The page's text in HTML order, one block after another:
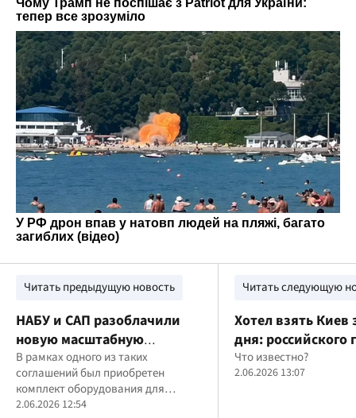
Читать предыдущую новость
НАБУ и САП разоблачили
новую масштабную
коррупционную схему в
"Энергоатоме"
В рамках одного из таких
соглашений был приобретен
комплект оборудования для
автоматизированной системы
2.06.2026 12:54
Читать следующую
Хотел взять Киев
дня: российского
Лапина заочно
приговорили к
Что известно?
2.06.2026 13:07